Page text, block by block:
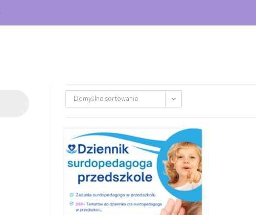
Domyślne sortowanie